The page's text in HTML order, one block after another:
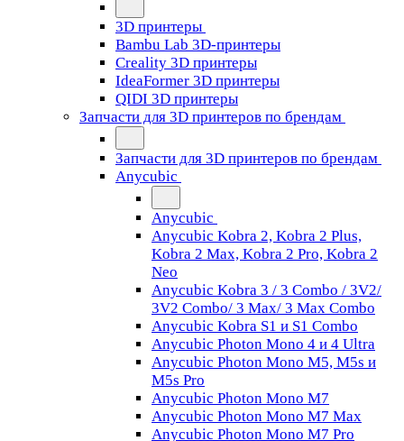
3D принтеры
Bambu Lab 3D-принтеры
Creality 3D принтеры
IdeaFormer 3D принтеры
QIDI 3D принтеры
Запчасти для 3D принтеров по брендам
Запчасти для 3D принтеров по брендам
Anycubic
Anycubic
Anycubic Kobra 2, Kobra 2 Plus,
Kobra 2 Max, Kobra 2 Pro, Kobra 2
Neo
Anycubic Kobra 3 / 3 Combo / 3V2/
3V2 Combo/ 3 Max/ 3 Max Combo
Anycubic Kobra S1 и S1 Combo
Anycubic Photon Mono 4 и 4 Ultra
Anycubic Photon Mono M5, M5s и
M5s Pro
Anycubic Photon Mono M7
Anycubic Photon Mono M7 Max
Anycubic Photon Mono M7 Pro